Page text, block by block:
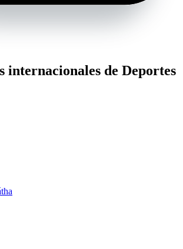
internacionales de Deportes